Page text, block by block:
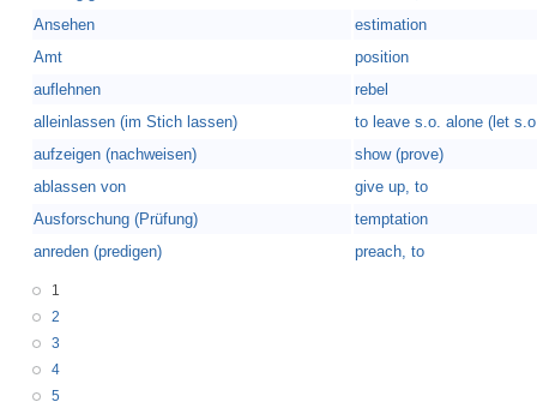
Ansehen
estimation
Amt
position
auflehnen
rebel
alleinlassen (im Stich lassen)
to leave s.o. alone (let
aufzeigen (nachweisen)
show (prove)
ablassen von
give up, to
Ausforschung (Prüfung)
temptation
anreden (predigen)
preach, to
1
2
3
4
5